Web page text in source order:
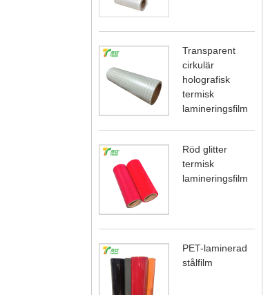
Transparent
cirkulär
holografisk
termisk
lamineringsfilm
Röd glitter
termisk
lamineringsfilm
PET-laminerad
stålfilm